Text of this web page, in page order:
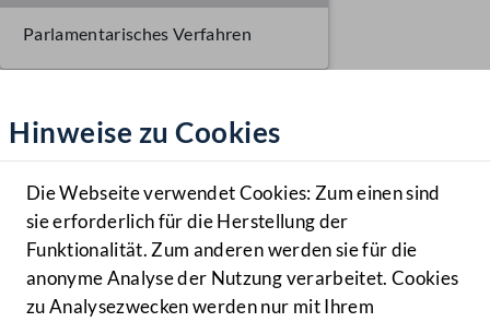
Hilfe
Benutzer
Navigationsmenü öffnen
MENÜ
Hinweise zu Cookies
Die Webseite verwendet Cookies: Zum einen sind
sie erforderlich für die Herstellung der
Funktionalität. Zum anderen werden sie für die
anonyme Analyse der Nutzung verarbeitet. Cookies
zu Analysezwecken werden nur mit Ihrem
Parlamentarisches Verfahren